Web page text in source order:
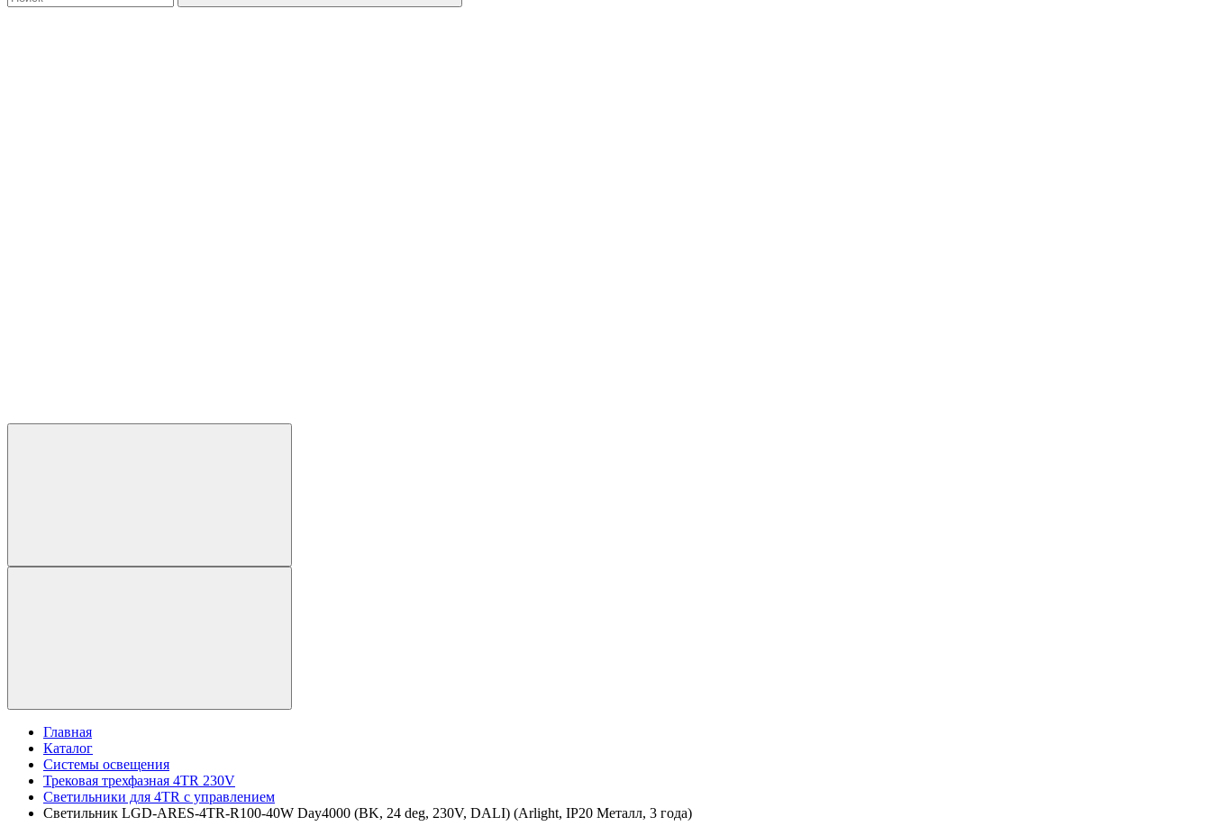
Главная
Каталог
Системы освещения
Трековая трехфазная 4TR 230V
Светильники для 4TR с управлением
Светильник LGD-ARES-4TR-R100-40W Day4000 (BK, 24 deg, 230V, DALI) (Arlight, IP20 Металл, 3 года)